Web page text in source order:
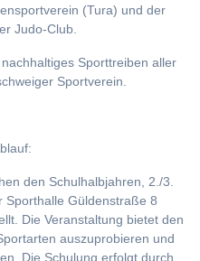
(Tura) und der
Judo-Club.
Sporttreiben aller
Sportverein.
den Schulhalbjahren, 2./3.
Sporthalle Güldenstraße 8
Die Veranstaltung bietet den
auszuprobieren und
Die Schulung erfolgt durch